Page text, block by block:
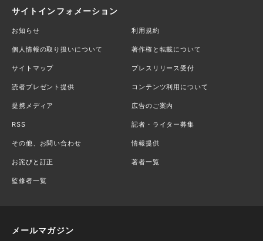
サイトインフォメーション
お知らせ 利用規約
個人情報の取り扱いについて 著作権と転載について
サイトマップ プレスリリース受付
読者プレゼント提供 コンテンツ利用について
提携メディア 広告のご案内
RSS 記者・ライター募集
その他、お問い合わせ 情報提供
お詫びと訂正 著者一覧
監修者一覧
メールマガジン